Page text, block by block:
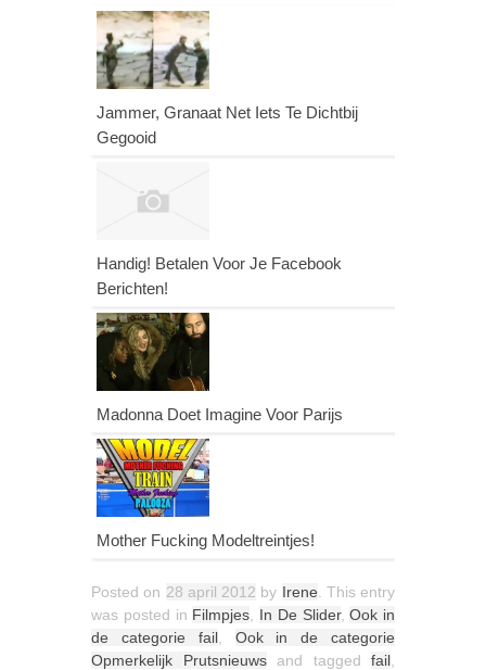
Jammer, Granaat Net Iets Te Dichtbij
Gegooid
Handig! Betalen Voor Je Facebook
Berichten!
Madonna Doet Imagine Voor Parijs
Mother Fucking Modeltreintjes!
Posted on 28 april 2012 by Irene . This entry
was posted in Filmpjes In De Slider,Ook in
de categorie fail, Ook in de categorie
Opmerkelijk Prutsnieuwsand tagged fail